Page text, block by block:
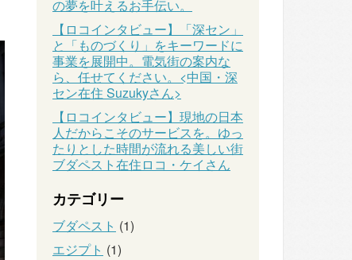
の夢を叶えるお手伝い。
【ロコインタビュー】「深セン」
と「ものづくり」をキーワードに
事業を展開中。電気街の案内な
ら、任せてください。<中国・深
セン在住 Suzukyさん>
【ロコインタビュー】現地の日本
人だからこそのサービスを。ゆっ
たりとした時間が流れる美しい街
ブダペスト在住ロコ・ケイさん
カテゴリー
ブダペスト (1)
エジプト (1)